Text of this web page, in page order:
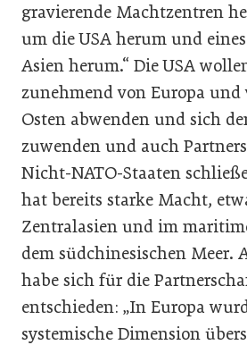
gravierende Machtzentren
um die USA herum und
Asien herum.“ Die USA
zunehmend von Europa und
Osten abwenden und sich
zuwenden und auch
Nicht-NATO-Staaten
hat bereits starke Macht,
Zentralasien und im
dem südchinesischen Meer.
habe sich für die
entschieden: „In Europa
systemische Dimension